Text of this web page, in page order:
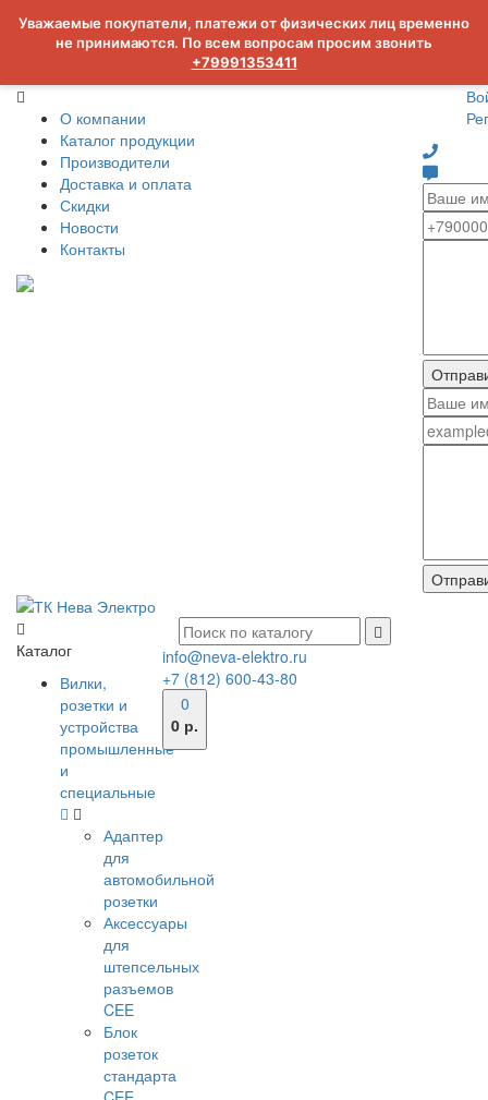
Уважаемые покупатели, платежи от физических лиц временно
не принимаются. По всем вопросам просим звонить
+79991353411
О компании
Каталог продукции
Производители
Доставка и оплата
Скидки
Новости
Контакты
Каталог
Вилки,
розетки и
устройства
промышленные
и
специальные
Адаптер
для
автомобильной
розетки
Аксессуары
для
штепсельных
разъемов
CEE
Блок
розеток
стандарта
info@neva-elektro.ru
+7 (812) 600-43-80
0
0 р.